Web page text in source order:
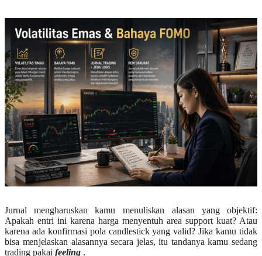
Jurnal mengharuskan kamu menuliskan alasan yang objektif:
Apakah entri ini karena harga menyentuh area support kuat? Atau
karena ada konfirmasi pola candlestick yang valid? Jika kamu tidak
bisa menjelaskan alasannya secara jelas, itu tandanya kamu sedang
trading pakai feeling .